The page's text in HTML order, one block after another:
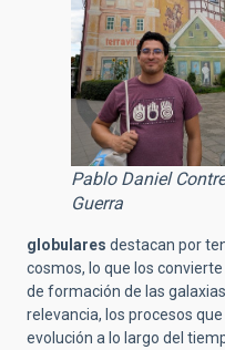
Pablo Daniel
Guerra
globulares destacan por
cosmos, lo que los
de formación de las
relevancia, los procesos
evolución a lo largo del